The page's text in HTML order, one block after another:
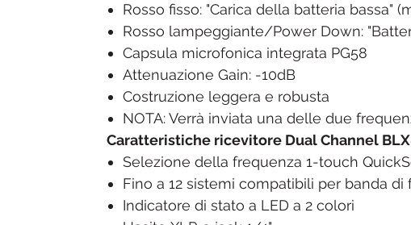
Rosso fisso: "Carica della batteria bassa"
Rosso lampeggiante/Power Down:
Capsula microfonica integrata PG58
Attenuazione Gain: -10dB
Costruzione leggera e robusta
NOTA: Verrà inviata una delle due
Caratteristiche ricevitore Dual Channel
Selezione della frequenza 1-touch
Fino a 12 sistemi compatibili per banda
Indicatore di stato a LED a 2 colori